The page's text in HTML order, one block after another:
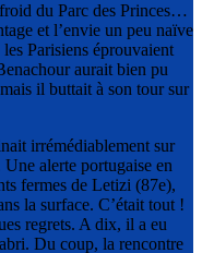
du Parc des Princes…
et l’envie un peu naïve
Parisiens éprouvaient
aurait bien pu
il buttait à son tour sur
irrémédiablement sur
alerte portugaise en
fermes de Letizi (87e),
la surface. C’était tout !
regrets. A dix, il a eu
Du coup, la rencontre